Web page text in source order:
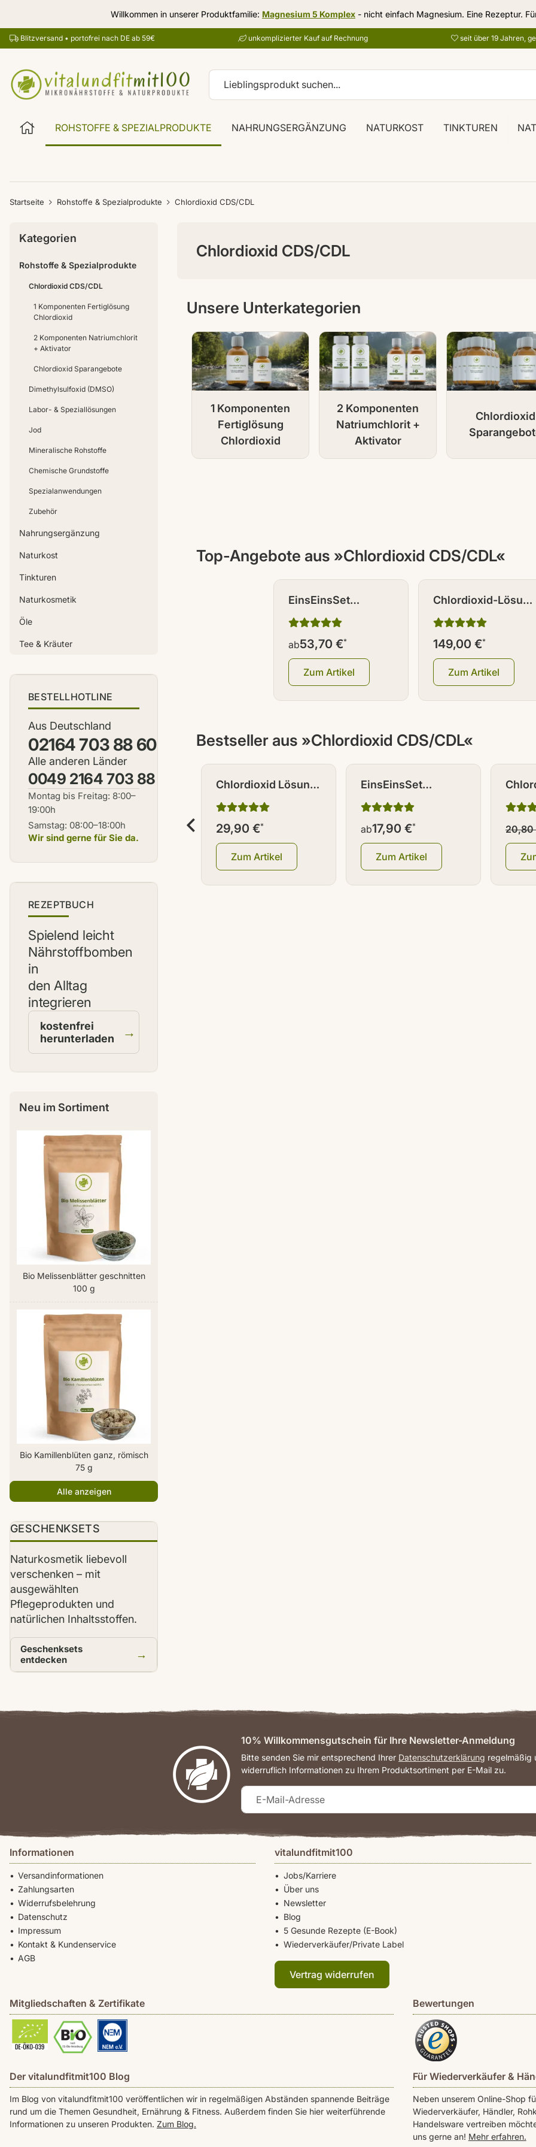
Willkommen in unserer Produktfamilie: Magnesium 5 Komplex - nicht einfach Magnesium. Eine Rezeptur.
Blitzversand • portofrei nach DE ab 59€ unkomplizierter Kauf auf Rechnung seit über 19 Jahren,
ROHSTOFFE & SPEZIALPRODUKTE NAHRUNGSERGÄNZUNG NATURKOST TINKTUREN
Startseite Rohstoffe & Spezialprodukte Chlordioxid CDS/CDL
Chlordioxid CDS/CDL
Unsere Unterkategorien
1 Komponenten
Fertiglösung
Chlordioxid
2 Komponenten
Natriumchlorit +
Aktivator
Chlordioxid
Top-Angebote aus »Chlordioxid CDS/CDL«
EinsEinsSet
(Bestseller) 100 ml
gratis]
ab53,70 €*
Zum Artikel
Chlordioxid-Lösung
CDL / CDS <0,3%
5+2 gratis
149,00 €*
Zum Artikel
Bestseller aus »Chlordioxid CDS/CDL«
Chlordioxid Lösung
CDS / CDL <0,3%
29,90 €*
Zum Artikel
EinsEinsSet
(Bestseller) [100 ml
ab17,90 €*
Zum Artikel
CDS
20,80
Kategorien
Rohstoffe & Spezialprodukte
Chlordioxid CDS/CDL
1 Komponenten Fertiglösung
Chlordioxid
2 Komponenten Natriumchlorit
+ Aktivator
Chlordioxid Sparangebote
Dimethylsulfoxid (DMSO)
Labor- & Speziallösungen
Jod
Mineralische Rohstoffe
Chemische Grundstoffe
Spezialanwendungen
Zubehör
Nahrungsergänzung
Naturkost
Tinkturen
Naturkosmetik
Öle
Tee & Kräuter
BESTELLHOTLINE
Aus Deutschland
02164 703 88 60
Alle anderen Länder
0049 2164 703 88 60
Montag bis Freitag: 8:00–
19:00h
Samstag: 08:00–18:00h
Wir sind gerne für Sie da.
REZEPTBUCH
Spielend leicht
Nährstoffbomben
in
den Alltag
integrieren
kostenfrei
herunterladen
→
Neu im Sortiment
Bio Melissenblätter geschnitten
100 g
Bio Kamillenblüten ganz, römisch
75 g
Alle anzeigen
GESCHENKSETS
Naturkosmetik liebevoll
verschenken – mit
ausgewählten
Pflegeprodukten und
natürlichen Inhaltsstoffen.
Geschenksets
entdecken
→
Informationen
Versandinformationen
Zahlungsarten
Widerrufsbelehrung
Datenschutz
Impressum
Kontakt & Kundenservice
AGB
vitalundfitmit100
Jobs/Karriere
Über uns
Newsletter
Blog
5 Gesunde Rezepte (E-Book)
Wiederverkäufer/Private Label
Vertrag widerrufen
Mitgliedschaften & Zertifikate Bewertungen
Der vitalundfitmit100 Blog
Im Blog von vitalundfitmit100 veröffentlichen wir in regelmäßigen Abständen spannende Beiträge
rund um die Themen Gesundheit, Ernährung & Fitness. Außerdem finden Sie hier weiterführende
Informationen zu unseren Produkten. Zum Blog.
Für Wiederverkäufer &
Neben unserem Online-Shop
Wiederverkäufer, Händler,
Handelsware vertreiben
uns gerne an! Mehr erfahren.
10% Willkommensgutschein für Ihre Newsletter-Anmeldung
Bitte senden Sie mir entsprechend Ihrer Datenschutzerklärung regelmäßig
widerruflich Informationen zu Ihrem Produktsortiment per E-Mail zu.